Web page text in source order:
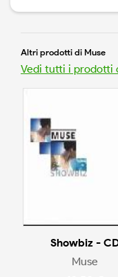
Altri prodotti di Muse
Vedi tutti i prodotti
Showbiz -
Muse